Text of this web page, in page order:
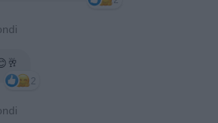
2